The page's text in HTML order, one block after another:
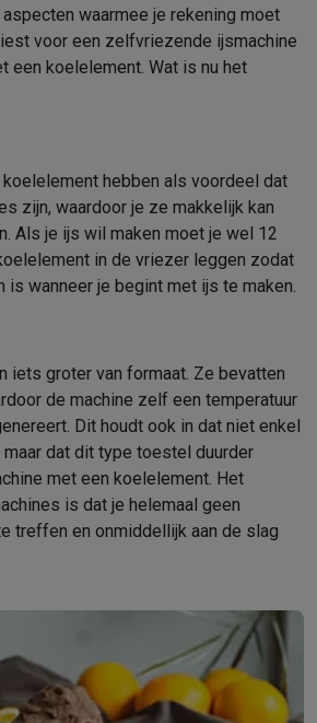
StrijkijzersKledingstomersActieve
Accessoires
AircoolersVentilatorsAccessoires
voerbakAutomatische kattenbak
StijltangenKrultangenFöhnborstels
tandenborstelsOpzetborstels
Baardtrimmers
MassagestoelenNek &
Bloeddrukmeters
BorstkolvenFlessenwarmersAerosols
met soundbar 2026 TVLG TVSamsung TV
Home cinemaVersterkers
KoptelefoonsDraadloze
CoyoteGPS accessoires
Draagbare
camera'sInstant camera'sCanon
DronesCamcorder
waarmee je rekening moet
voor een zelfvriezende ijsmachine
een koelelement. Wat is nu het
hebben als voordeel dat
zijn, waardoor je ze makkelijk kan
Als je ijs wil maken moet je wel 12
in de vriezer leggen zodat
is wanneer je begint met ijs te maken.
iets groter van formaat. Ze bevatten
de machine zelf een temperatuur
Dit houdt ook in dat niet enkel
dat dit type toestel duurder
met een koelelement. Het
is dat je helemaal geen
treffen en onmiddellijk aan de slag